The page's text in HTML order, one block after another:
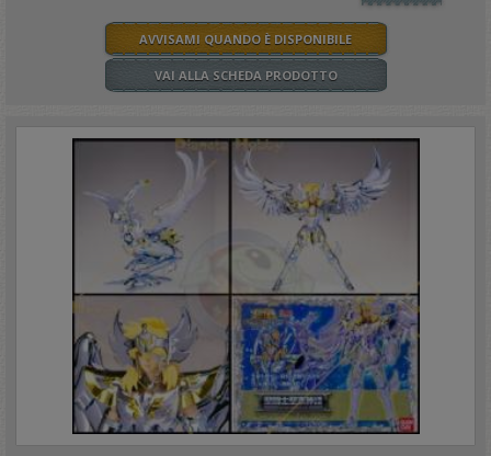
AVVISAMI QUANDO È DISPONIBILE
VAI ALLA SCHEDA PRODOTTO